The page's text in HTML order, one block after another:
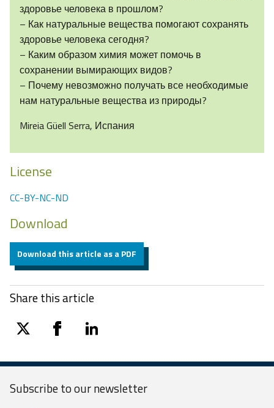
здоровье человека в прошлом?
– Как натуральные вещества помогают сохранять
здоровье человека сегодня?
– Каким образом химия может помочь в
сохранении вымирающих видов?
– Почему невозможно получать все необходимые
нам натуральные вещества из природы?
Mireia Güell Serra, Испания
License
CC-BY-NC-ND
Download
Download this article as a PDF
Share this article
twitter facebooklinkedin
Subscribe to ournewsletter